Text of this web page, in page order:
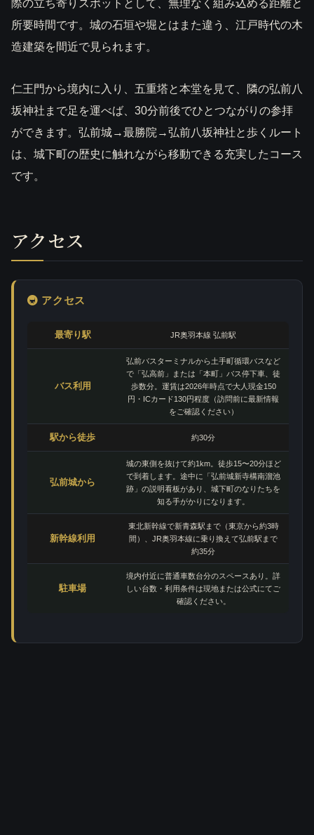
際の立ち寄りスポットとして、無理なく組み込める距離と
所要時間です。城の石垣や堀とはまた違う、江戸時代の木
造建築を間近で見られます。
仁王門から境内に入り、五重塔と本堂を見て、隣の弘前八
坂神社まで足を運べば、30分前後でひとつながりの参拝
ができます。弘前城→最勝院→弘前八坂神社と歩くルート
は、城下町の歴史に触れながら移動できる充実したコース
です。
アクセス
🚇 アクセス
最寄り駅 JR奥羽本線 弘前駅
バス利用
弘前バスターミナルから土手町循環バスなど
で「弘高前」または「本町」バス停下車、徒
歩数分。運賃は2026年時点で大人現金150
円・ICカード130円程度（訪問前に最新情報
をご確認ください）
駅から徒歩 約30分
弘前城から
城の東側を抜けて約1km。徒歩15〜20分ほど
で到着します。途中に「弘前城新寺構南溜池
跡」の説明看板があり、城下町のなりたちを
知る手がかりになります。
新幹線利用
東北新幹線で新青森駅まで（東京から約3時
間）、JR奥羽本線に乗り換えて弘前駅まで
約35分
駐車場
境内付近に普通車数台分のスペースあり。詳
しい台数・利用条件は現地または公式にてご
確認ください。